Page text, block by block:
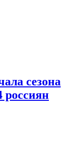
сезона
россиян